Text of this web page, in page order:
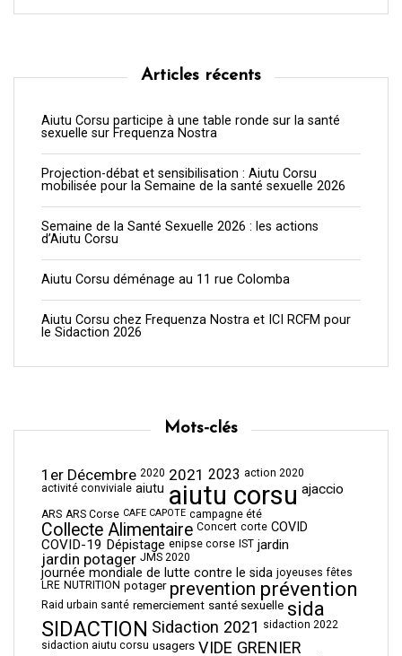
Articles récents
Aiutu Corsu participe à une table ronde sur la santé
sexuelle sur Frequenza Nostra
Projection-débat et sensibilisation : Aiutu Corsu
mobilisée pour la Semaine de la santé sexuelle 2026
Semaine de la Santé Sexuelle 2026 : les actions
d’Aiutu Corsu
Aiutu Corsu déménage au 11 rue Colomba
Aiutu Corsu chez Frequenza Nostra et ICI RCFM pour
le Sidaction 2026
Mots-clés
1er Décembre 2020 2021 2023 action 2020
activité conviviale aiutu aiutu corsu ajaccio
ARS ARS Corse CAFE CAPOTE campagne été
Collecte Alimentaire Concert corte COVID
COVID-19 Dépistage enipse corse IST jardin
jardin potager JMS 2020
journée mondiale de lutte contre le sida joyeuses fêtes
LRE NUTRITION potager prevention prévention
Raid urbain santé remerciement santé sexuelle sida
SIDACTION Sidaction 2021 sidaction 2022
sidaction aiutu corsu usagers VIDE GRENIER